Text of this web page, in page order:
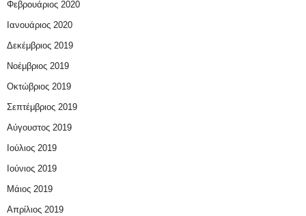
Φεβρουάριος 2020
Ιανουάριος 2020
Δεκέμβριος 2019
Νοέμβριος 2019
Οκτώβριος 2019
Σεπτέμβριος 2019
Αύγουστος 2019
Ιούλιος 2019
Ιούνιος 2019
Μάιος 2019
Απρίλιος 2019